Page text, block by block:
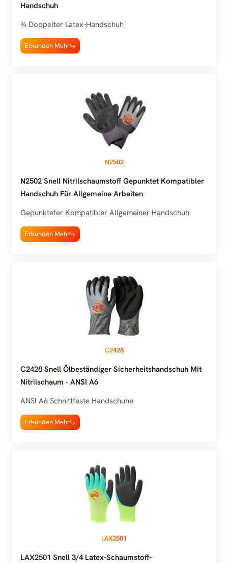
Handschuh
¾ Doppelter Latex-Handschuh
Erkunden Mehr
N2502
N2502 Snell Nitrilschaumstoff Gepunktet Kompatibler
Handschuh Für Allgemeine Arbeiten
Gepunkteter Kompatibler Allgemeiner Handschuh
Erkunden Mehr
C2428
C2428 Snell Ölbeständiger Sicherheitshandschuh Mit
Nitrilschaum - ANSI A6
ANSI A6 Schnittfeste Handschuhe
Erkunden Mehr
LAX2501
LAX2501 Snell 3/4 Latex-Schaumstoff-